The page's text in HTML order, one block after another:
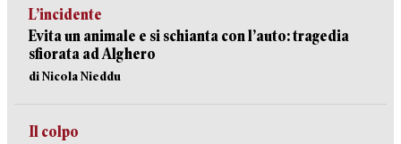
L’incidente
Evita un animale e si schianta con l’auto: tragedia
sfiorata ad Alghero
di Nicola Nieddu
Il colpo